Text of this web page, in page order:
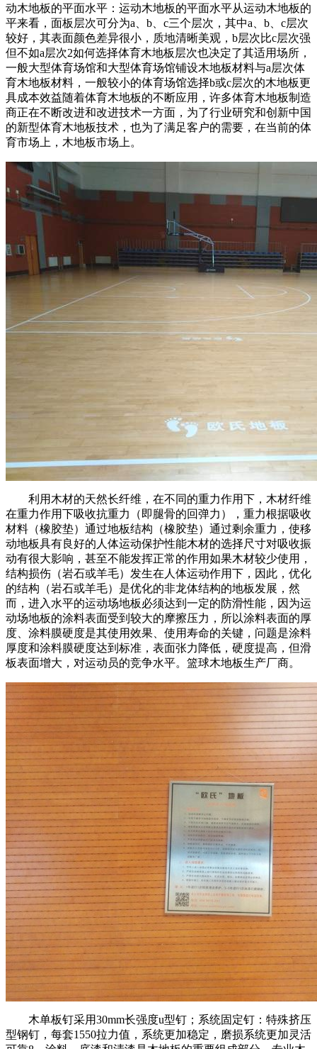
动木地板的平面水平：运动木地板的平面水平从运动木地板的
平来看，面板层次可分为a、b、c三个层次，其中a、b、c层次
较好，其表面颜色差异很小，质地清晰美观，b层次比c层次强
但不如a层次2如何选择体育木地板层次也决定了其适用场所，
一般大型体育场馆和大型体育场馆铺设木地板材料与a层次体
育木地板材料，一般较小的体育场馆选择b或c层次的木地板更
具成本效益随着体育木地板的不断应用，许多体育木地板制造
商正在不断改进和改进技术一方面，为了行业研究和创新中国
的新型体育木地板技术，也为了满足客户的需要，在当前的体
育市场上，木地板市场上。
利用木材的天然长纤维，在不同的重力作用下，木材纤维
在重力作用下吸收抗重力（即腿骨的回弹力），重力根据吸收
材料（橡胶垫）通过地板结构（橡胶垫）通过剩余重力，使移
动地板具有良好的人体运动保护性能木材的选择尺寸对吸收振
动有很大影响，甚至不能发挥正常的作用如果木材较少使用，
结构损伤（岩石或羊毛）发生在人体运动作用下，因此，优化
的结构（岩石或羊毛）是优化的非龙体结构的地板发展，然
而，进入水平的运动场地板必须达到一定的防滑性能，因为运
动场地板的涂料表面受到较大的摩擦压力，所以涂料表面的厚
度、涂料膜硬度是其使用效果、使用寿命的关键，问题是涂料
厚度和涂料膜硬度达到标准，表面张力降低，硬度提高，但滑
板表面增大，对运动员的竞争水平。篮球木地板生产厂商。
木单板钉采用30mm长强度u型钉；系统固定钉：特殊挤压
型钢钉，每套1550拉力值，系统更加稳定，磨损系统更加灵活